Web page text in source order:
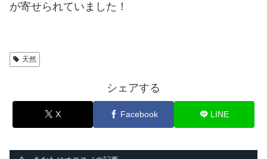
が寄せられていました！
天然
シェアする
X Facebook LINE